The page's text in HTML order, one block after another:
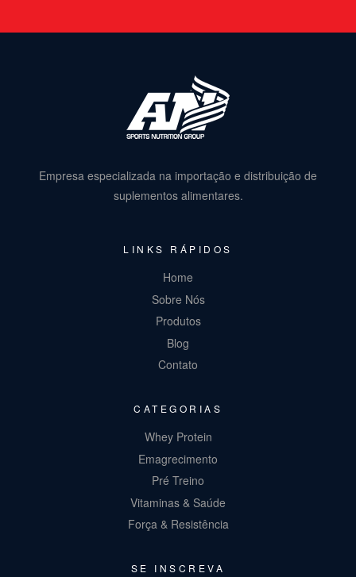
Empresa especializada na importação e distribuição de
suplementos alimentares.
LINKS RÁPIDOS
Home
Sobre Nós
Produtos
Blog
Contato
CATEGORIAS
Whey Protein
Emagrecimento
Pré Treino
Vitaminas & Saúde
Força & Resistência
SE INSCREVA